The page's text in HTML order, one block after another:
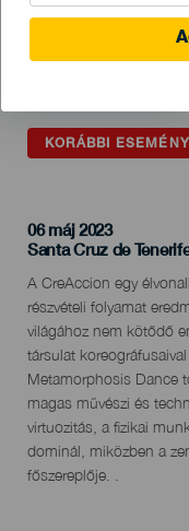
KORÁBBI ESEMÉNY
06 máj 2023
Localidad
Santa Cruz de
Descripción
del
evento
A CreAccion egy
részvételi folyamat
világához nem kötődő
társulat
Metamorphosis Dance
magas művészi és
virtuozitás, a fizikai
dominál, miközben a
főszereplője. .